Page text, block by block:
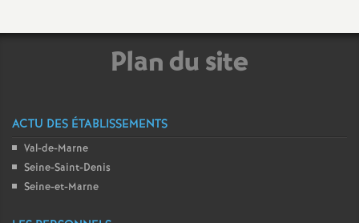
n
T
Plan du site
ACTU DES ÉTABLISSEMENTS
Val-de-Marne
Seine-Saint-Denis
Seine-et-Marne